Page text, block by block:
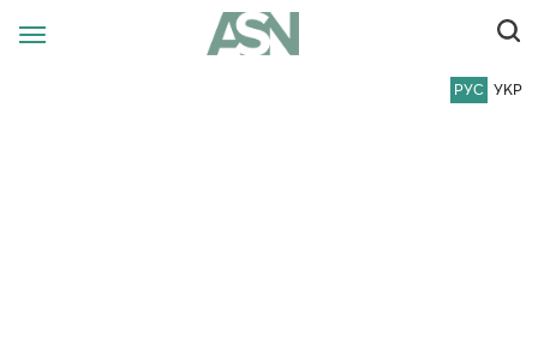
РУС УКР